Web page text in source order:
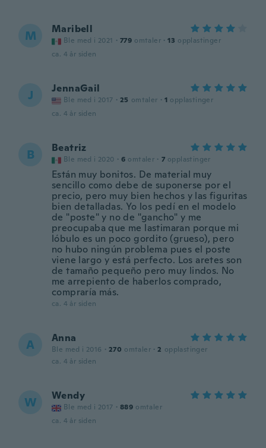
M Maribell
Ble med i 2021 · 779 omtaler · 13 opplastinger
ca. 4 år siden
J JennaGail
Ble med i 2017 · 25 omtaler · 1 opplastinger
ca. 4 år siden
B Beatriz
Ble med i 2020 · 6 omtaler · 7 opplastinger
Están muy bonitos. De material muy
sencillo como debe de suponerse por el
precio, pero muy bien hechos y las figuritas
bien detalladas. Yo los pedí en el modelo
de "poste" y no de "gancho" y me
preocupaba que me lastimaran porque mi
lóbulo es un poco gordito (grueso), pero
no hubo ningún problema pues el poste
viene largo y está perfecto. Los aretes son
de tamaño pequeño pero muy lindos. No
me arrepiento de haberlos comprado,
compraría más.
ca. 4 år siden
A Anna
Ble med i 2016 · 270 omtaler · 2 opplastinger
ca. 4 år siden
W Wendy
Ble med i 2017 · 889 omtaler
ca. 4 år siden